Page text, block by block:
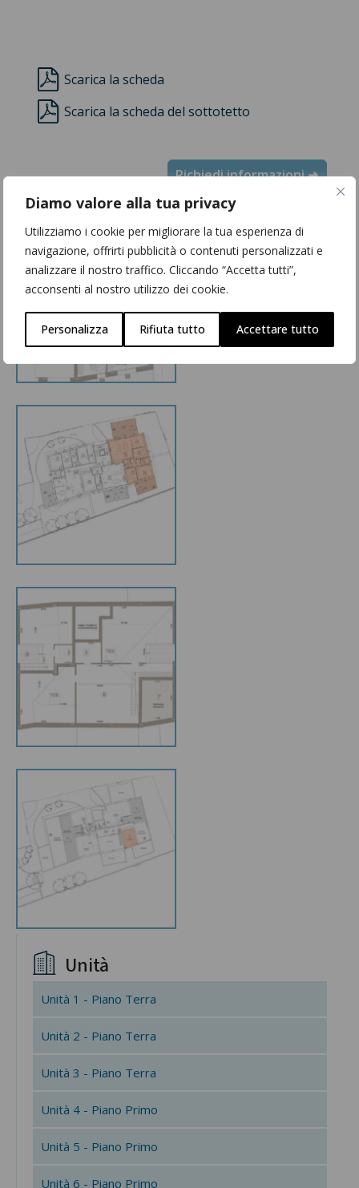
Diamo valore alla tua privacy
Utilizziamo i cookie per migliorare la tua esperienza di
navigazione, offrirti pubblicità o contenuti personalizzati e
analizzare il nostro traffico. Cliccando “Accetta tutti”,
acconsenti al nostro utilizzo dei cookie.
Personalizza Rifiuta tutto Accettare tutto
Scarica la scheda
Scarica la scheda del sottotetto
Richiedi informazioni ➜
Unità
Unità 1 - Piano Terra
Unità 2 - Piano Terra
Unità 3 - Piano Terra
Unità 4 - Piano Primo
Unità 5 - Piano Primo
Unità 6 - Piano Primo